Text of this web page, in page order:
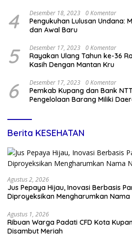
4 Desember 18, 2023 0 Komentar
Pengukuhan Lulusan Undana:
dan Awal Baru
5 Desember 17, 2023 0 Komentar
Rayakan Ulang Tahun ke-36
Kasih Dengan Mantan Kru
6 Desember 17, 2023 0 Komentar
Pemkab Kupang dan Bank
Pengelolaan Barang Miliki
Berita KESEHATAN
Agustus 2, 2026
Jus Pepaya Hijau, Inovasi Berbasis
Diproyeksikan Mengharumkan Nama
Agustus 1, 2026
Ribuan Warga Padati CFD Kota
Disambut Meriah